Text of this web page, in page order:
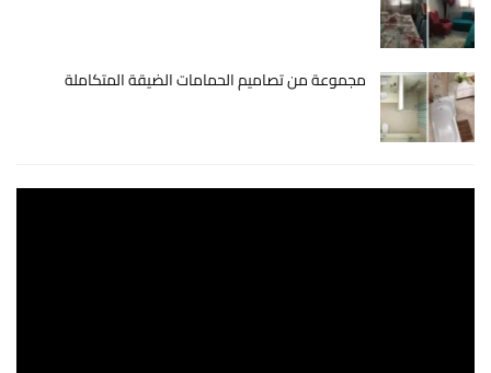
مجموعة من تصاميم الحمامات الضيقة المتكاملة